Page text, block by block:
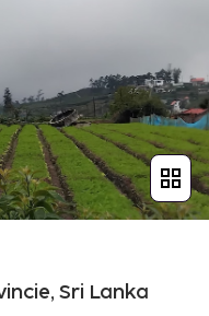
Sri Lanka